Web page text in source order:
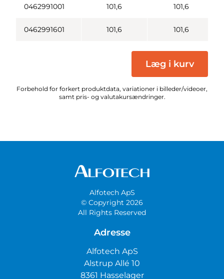
0462991001 101,6 101,6
0462991601 101,6 101,6
Læg i kurv
Forbehold for forkert produktdata, variationer i billeder/videoer,
samt pris- og valutakursændringer.
Alfotech ApS
© Copyright 2026
All Rights Reserved
Adresse
Alfotech ApS
Alstrup Allé 10
8361 Hasselager